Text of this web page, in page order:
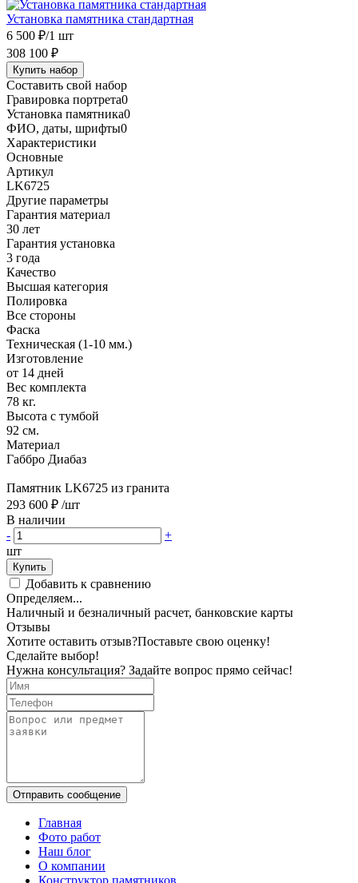
Установка памятника стандартная
6 500 ₽/1 шт
308 100 ₽
Купить набор
Составить свой набор
Гравировка портрета0
Установка памятника0
ФИО, даты, шрифты0
Характеристики
Основные
Артикул
LK6725
Другие параметры
Гарантия материал
30 лет
Гарантия установка
3 года
Качество
Высшая категория
Полировка
Все стороны
Фаска
Техническая (1-10 мм.)
Изготовление
от 14 дней
Вес комплекта
78 кг.
Высота с тумбой
92 см.
Материал
Габбро Диабаз
Памятник LK6725 из гранита
293 600 ₽ /шт
В наличии
-
+
шт
Купить
Добавить к сравнению
Определяем...
Наличный и безналичный расчет, банковские карты
Отзывы
Хотите оставить отзыв?Поставьте свою оценку!
Сделайте выбор!
Нужна консультация? Задайте вопрос прямо сейчас!
Отправить сообщение
Главная
Фото работ
Наш блог
О компании
Конструктор памятников